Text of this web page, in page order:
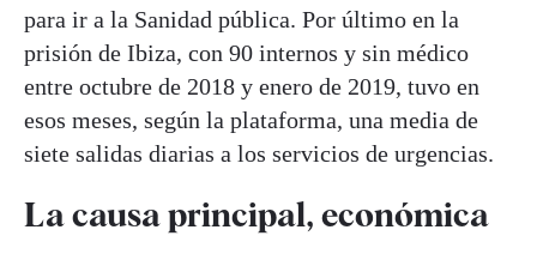
para ir a la Sanidad pública. Por último en la
prisión de Ibiza, con 90 internos y sin médico
entre octubre de 2018 y enero de 2019, tuvo en
esos meses, según la plataforma, una media de
siete salidas diarias a los servicios de urgencias.
La causa principal, económica